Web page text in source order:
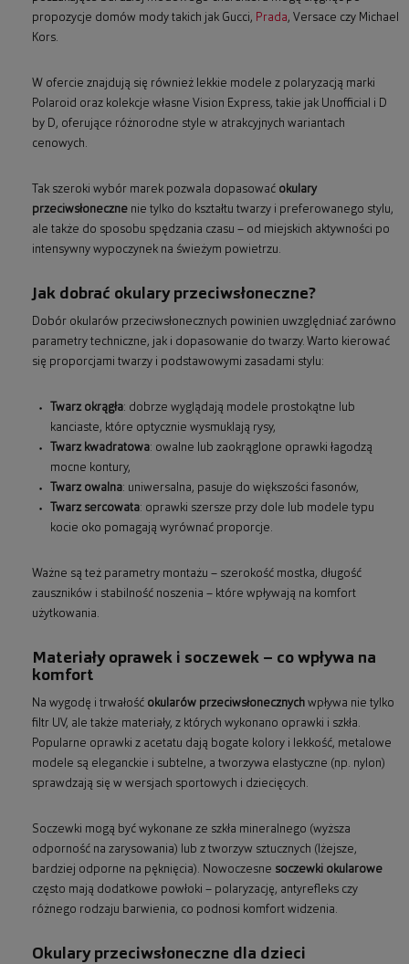
propozycje domów mody takich jak Gucci, Prada, Versace czy Michael
Kors.
W ofercie znajdują się również lekkie modele z polaryzacją marki
Polaroid oraz kolekcje własne Vision Express, takie jak Unofficial i D
by D, oferujące różnorodne style w atrakcyjnych wariantach
cenowych.
Tak szeroki wybór marek pozwala dopasować okulary
przeciwsłoneczne nie tylko do kształtu twarzy i preferowanego stylu,
ale także do sposobu spędzania czasu – od miejskich aktywności po
intensywny wypoczynek na świeżym powietrzu.
Jak dobrać okulary przeciwsłoneczne?
Dobór okularów przeciwsłonecznych powinien uwzględniać zarówno
parametry techniczne, jak i dopasowanie do twarzy. Warto kierować
się proporcjami twarzy i podstawowymi zasadami stylu:
Twarz okrągła: dobrze wyglądają modele prostokątne lub
kanciaste, które optycznie wysmuklają rysy,
Twarz kwadratowa: owalne lub zaokrąglone oprawki łagodzą
mocne kontury,
Twarz owalna: uniwersalna, pasuje do większości fasonów,
Twarz sercowata: oprawki szersze przy dole lub modele typu
kocie oko pomagają wyrównać proporcje.
Ważne są też parametry montażu – szerokość mostka, długość
zauszników i stabilność noszenia – które wpływają na komfort
użytkowania.
Materiały oprawek i soczewek – co wpływa na
komfort
Na wygodę i trwałość okularów przeciwsłonecznych wpływa nie tylko
filtr UV, ale także materiały, z których wykonano oprawki i szkła.
Popularne oprawki z acetatu dają bogate kolory i lekkość, metalowe
modele są eleganckie i subtelne, a tworzywa elastyczne (np. nylon)
sprawdzają się w wersjach sportowych i dziecięcych.
Soczewki mogą być wykonane ze szkła mineralnego (wyższa
odporność na zarysowania) lub z tworzyw sztucznych (lżejsze,
bardziej odporne na pęknięcia). Nowoczesne soczewki okularowe
często mają dodatkowe powłoki – polaryzację, antyrefleks czy
różnego rodzaju barwienia, co podnosi komfort widzenia.
Okulary przeciwsłoneczne dla dzieci